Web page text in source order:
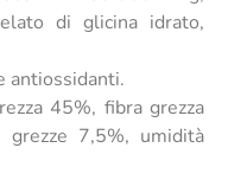
di glicina idrato,
antiossidanti.
45%, fibra grezza
7,5%, umidità